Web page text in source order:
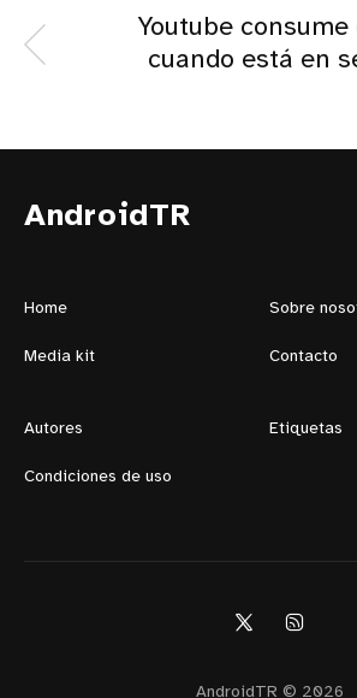
Youtube
cuando está en
AndroidTR
Home Sobre
Media kit Contacto
Autores Etiquetas
Condiciones de uso
AndroidTR © 2026